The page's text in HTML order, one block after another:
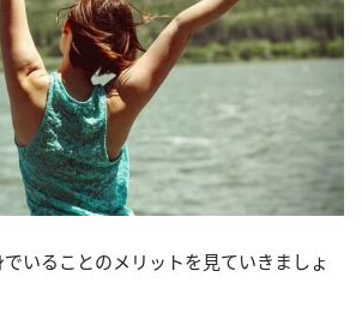
いることのメリットを見ていきましょ